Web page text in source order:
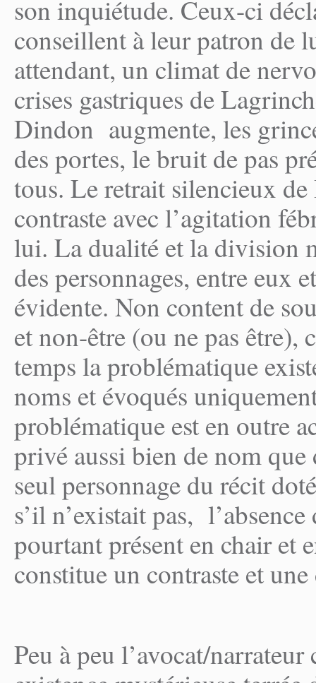
son inquiétude. Ceux-ci
conseillent à leur patron de
attendant, un climat de
crises gastriques de
Dindon augmente, les
des portes, le bruit de pas
tous. Le retrait silencieux
contraste avec l’agitation
lui. La dualité et la division
des personnages, entre eux
évidente. Non content de
et non-être (ou ne pas être),
temps la problématique
noms et évoqués
problématique est en outre
privé aussi bien de nom
seul personnage du récit
s’il n’existait pas,
pourtant présent en chair et
constitue un contraste et
Peu à peu l’avocat/narrateur